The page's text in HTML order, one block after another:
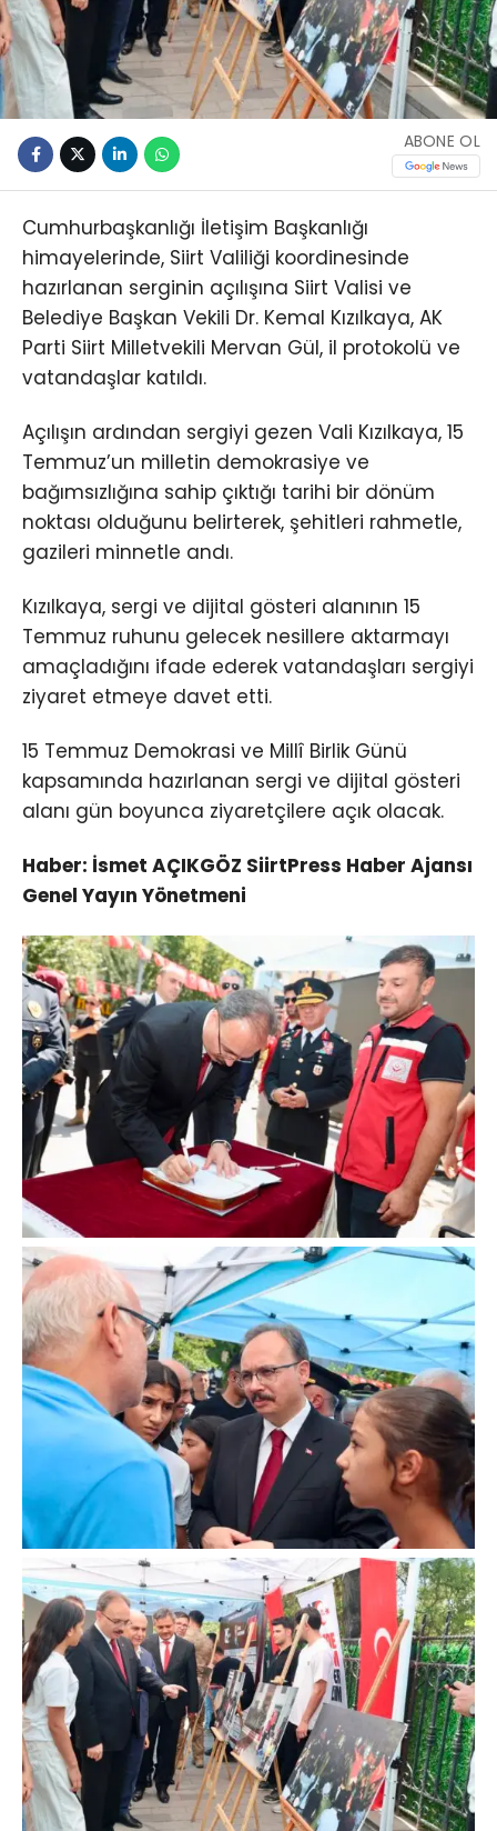
ABONE OL
Cumhurbaşkanlığı İletişim Başkanlığı
himayelerinde, Siirt Valiliği koordinesinde
hazırlanan serginin açılışına Siirt Valisi ve
Belediye Başkan Vekili Dr. Kemal Kızılkaya, AK
Parti Siirt Milletvekili Mervan Gül, il protokolü ve
vatandaşlar katıldı.
Açılışın ardından sergiyi gezen Vali Kızılkaya, 15
Temmuz’un milletin demokrasiye ve
bağımsızlığına sahip çıktığı tarihi bir dönüm
noktası olduğunu belirterek, şehitleri rahmetle,
gazileri minnetle andı.
Kızılkaya, sergi ve dijital gösteri alanının 15
Temmuz ruhunu gelecek nesillere aktarmayı
amaçladığını ifade ederek vatandaşları sergiyi
ziyaret etmeye davet etti.
15 Temmuz Demokrasi ve Millî Birlik Günü
kapsamında hazırlanan sergi ve dijital gösteri
alanı gün boyunca ziyaretçilere açık olacak.
Haber: İsmet AÇIKGÖZ SiirtPress Haber Ajansı
Genel Yayın Yönetmeni